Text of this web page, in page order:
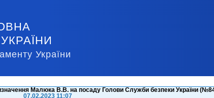
України
Малюка В.В. на посаду Голови Служби безпеки України
07.02.2023 11:07